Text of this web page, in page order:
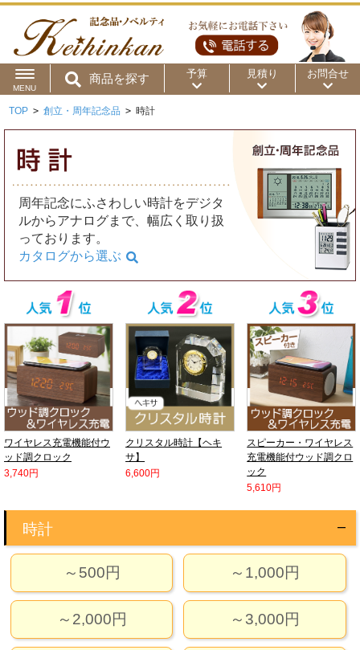
MENU
商品を探す 予算
用途から
商品カテゴリ
価格帯から
～50円
～1,000円
～2,000円 ～5,000円 ～10,000円
～30,000円
～50,000円 50,001円～
見積り お問合せ
TOP > 創立・周年記念品 > 時計
周年記念にふさわしい時計をデジタ
ルからアナログまで、幅広く取り扱
っております。
カタログから選ぶ
ワイヤレス充電機能付ウ
ッド調クロック
3,740円
クリスタル時計【ヘキ
サ】
6,600円
スピーカー・ワイヤレス
充電機能付ウッド調クロ
ック
5,610円
時計
～500円
～2,000円
～1,000円
～3,000円